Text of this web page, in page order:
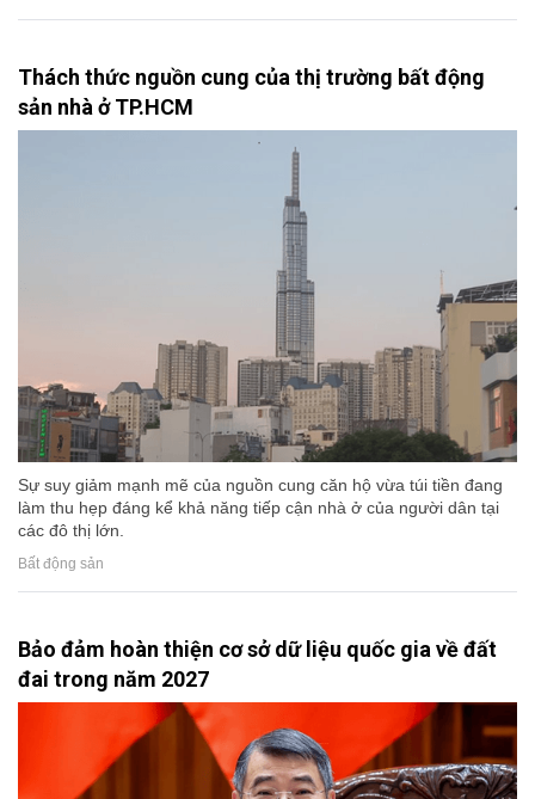
Thách thức nguồn cung của thị trường bất động
sản nhà ở TP.HCM
Sự suy giảm mạnh mẽ của nguồn cung căn hộ vừa túi tiền đang
làm thu hẹp đáng kể khả năng tiếp cận nhà ở của người dân tại
các đô thị lớn.
Bất động sản
Bảo đảm hoàn thiện cơ sở dữ liệu quốc gia về đất
đai trong năm 2027